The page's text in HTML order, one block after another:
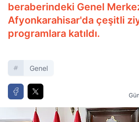
beraberindeki Genel
Afyonkarahisar'da çeşitli
programlara katıldı.
Genel